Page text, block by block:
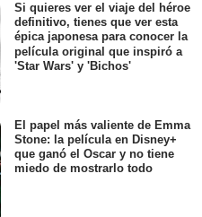
Si quieres ver el viaje del héroe
definitivo, tienes que ver esta
épica japonesa para conocer la
película original que inspiró a
'Star Wars' y 'Bichos'
El papel más valiente de Emma
Stone: la película en Disney+
que ganó el Oscar y no tiene
miedo de mostrarlo todo